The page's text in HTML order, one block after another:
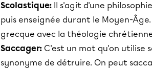
Scolastique: Il s'agit d'une
puis enseignée durant le Moyen-
grecque avec la théologie
Saccager: C'est un mot qu'on utilise
synonyme de détruire. On peut